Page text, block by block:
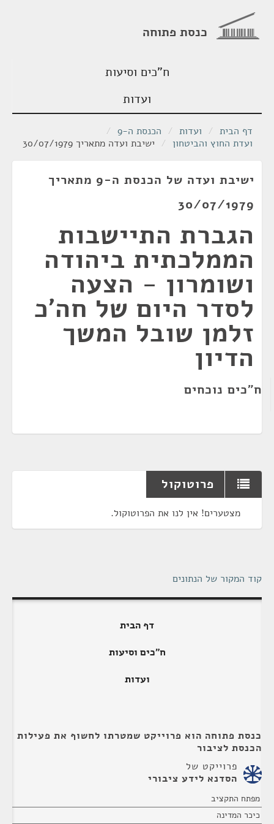
כנסת פתוחה
ח"כים וסיעות
ועדות
דף הבית / ועדות / הכנסת ה-9
/
ועדת החוץ והביטחון / ישיבת ועדה מתאריך 30/07/1979
ישיבת ועדה של הכנסת ה-9 מתאריך
30/07/1979
הגברת התיישבות
הממלכתית ביהודה
ושומרון - הצעה
לסדר היום של חה'כ
זלמן שובל המשך
הדיון
ח"כים נוכחים
פרוטוקול
מצטערים! אין לנו את הפרוטוקול.
קוד המקור של הנתונים
דף הבית
ח"כים וסיעות
ועדות
כנסת פתוחה הוא פרוייקט שמטרתו לחשוף את פעילות
הכנסת לציבור
פרוייקט של
הסדנא לידע ציבורי
מפתח התקציב
כיכר המדינה